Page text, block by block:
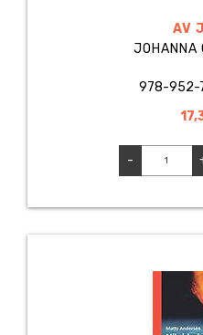
AV
JOHANNA
978-952-
-